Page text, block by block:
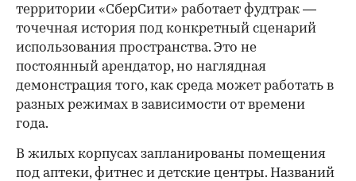
территории «СберСити» работает фудтрак —
точечная история под конкретный сценарий
использования пространства. Это не
постоянный арендатор, но наглядная
демонстрация того, как среда может работать в
разных режимах в зависимости от времени
года.
В жилых корпусах запланированы помещения
под аптеки, фитнес и детские центры. Названий